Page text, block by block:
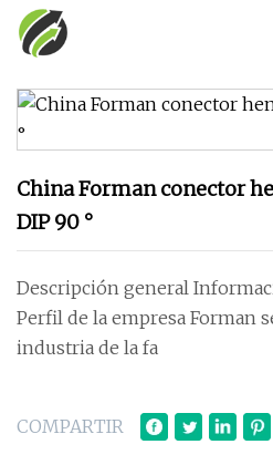
China Forman conector
DIP 90 °
Descripción general
Perfil de la empresa Forman
industria de la fa
COMPARTIR